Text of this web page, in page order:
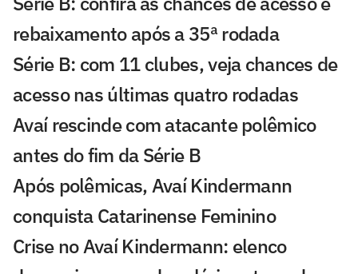
rebaixamento após a 35ª rodada
Série B: com 11 clubes, veja chances de
acesso nas últimas quatro rodadas
Avaí rescinde com atacante polêmico
antes do fim da Série B
Após polêmicas, Avaí Kindermann
conquista Catarinense Feminino
Crise no Avaí Kindermann: elenco